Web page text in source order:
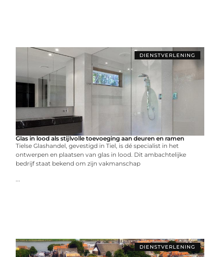
DIENSTVERLENING
Glas in lood als stijlvolle toevoeging aan deuren en ramen
Tielse Glashandel, gevestigd in Tiel, is dé specialist in het
ontwerpen en plaatsen van glas in lood. Dit ambachtelijke
bedrijf staat bekend om zijn vakmanschap
...
DIENSTVERLENING